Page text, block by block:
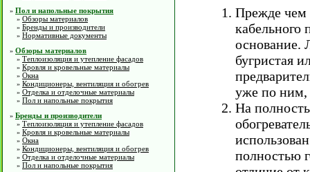
» Пол и напольные покрытия
» Обзоры материалов
» Бренды и производители
» Нормативные документы
» Обзоры материалов
» Теплоизоляция и утепление фасадов
» Кровля и кровельные материалы
» Окна
» Кондиционеры, вентиляция и обогрев
» Отделка и отделочные материалы
» Пол и напольные покрытия
» Бренды и производители
» Теплоизоляция и утепление фасадов
» Кровля и кровельные материалы
» Окна
» Кондиционеры, вентиляция и обогрев
» Отделка и отделочные материалы
» Пол и напольные покрытия
Прежде чем
кабельного
основание.
бугристая
уже по ним,
На
полностью